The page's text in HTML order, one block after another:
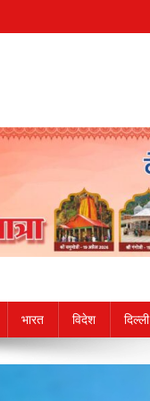
भारत विदेश दिल्ली